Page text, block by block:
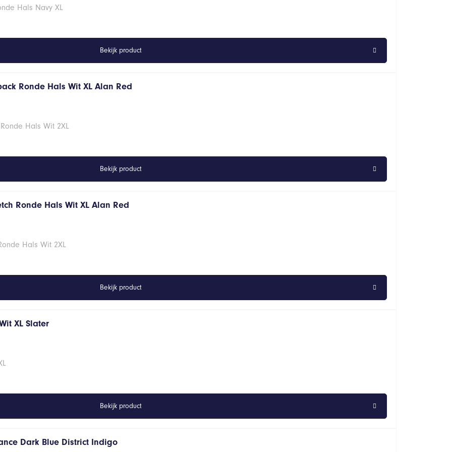
Hals Navy XL
Bekijk product
Ronde Hals Wit XL Alan Red
Hals Wit 2XL
Bekijk product
Ronde Hals Wit XL Alan Red
Hals Wit 2XL
Bekijk product
XL Slater
Bekijk product
Dark Blue District Indigo